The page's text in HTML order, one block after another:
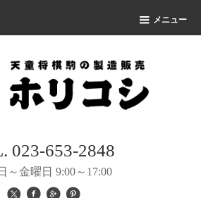
メニュー
023-653-2848
～金曜日 9:00～17:00